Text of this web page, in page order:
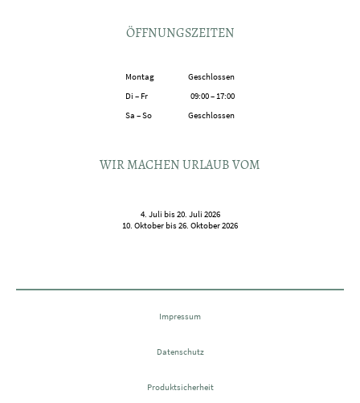
ÖFFNUNGSZEITEN
Montag
Geschlossen
Di – Fr 09:00–17:00
Sa –So Geschlossen
WIR MACHEN URLAUB VOM
4. Juli bis 20. Juli 2026
10. Oktober bis 26. Oktober 2026
Impressum
Datenschutz
Produktsicherheit